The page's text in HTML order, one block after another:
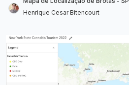
Henrique Cesar Bitencourt